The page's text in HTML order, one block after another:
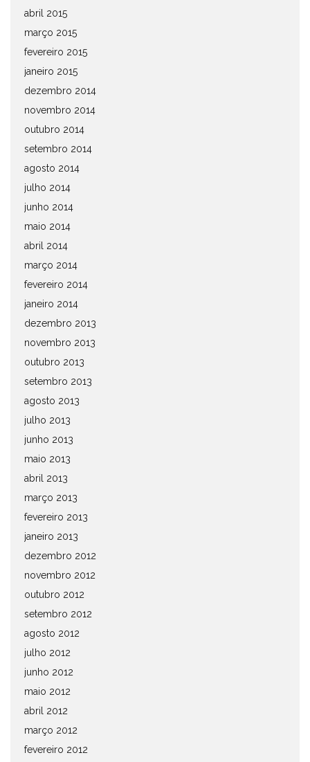
abril 2015
março 2015
fevereiro 2015
janeiro 2015
dezembro 2014
novembro 2014
outubro 2014
setembro 2014
agosto 2014
julho 2014
junho 2014
maio 2014
abril 2014
março 2014
fevereiro 2014
janeiro 2014
dezembro 2013
novembro 2013
outubro 2013
setembro 2013
agosto 2013
julho 2013
junho 2013
maio 2013
abril 2013
março 2013
fevereiro 2013
janeiro 2013
dezembro 2012
novembro 2012
outubro 2012
setembro 2012
agosto 2012
julho 2012
junho 2012
maio 2012
abril 2012
março 2012
fevereiro 2012